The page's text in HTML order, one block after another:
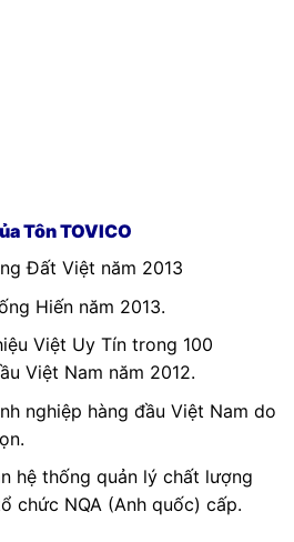
Tôn TOVICO
Đất Việt năm 2013
Hiến năm 2013.
Việt Uy Tín trong 100
Việt Nam năm 2012.
nghiệp hàng đầu Việt Nam do
hệ thống quản lý chất lượng
chức NQA (Anh quốc) cấp.